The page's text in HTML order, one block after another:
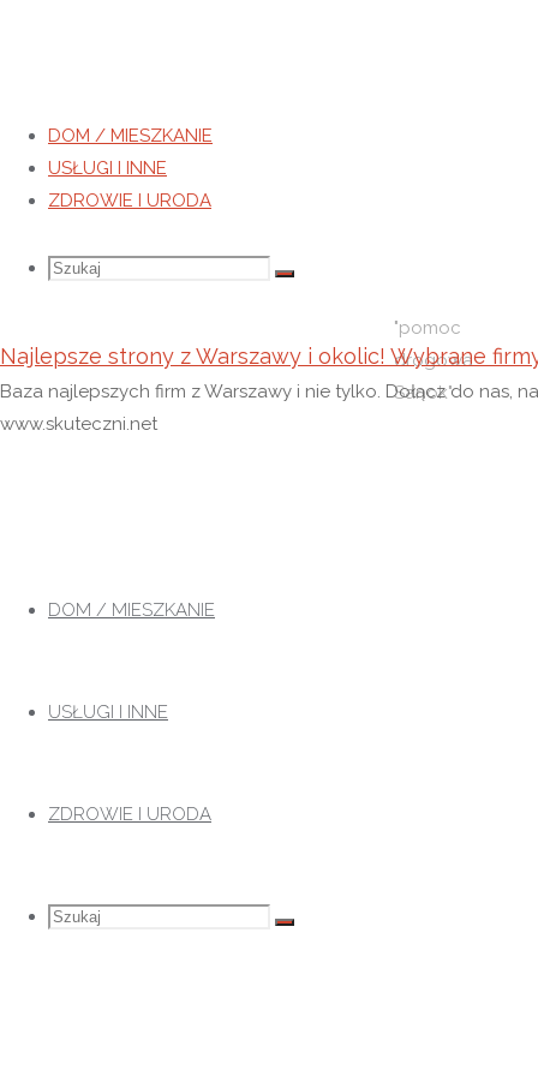
DOM / MIESZKANIE
USŁUGI I INNE
ZDROWIE I URODA
Szukaj
Szukaj:
Szukaj
Najlepsze strony z Warszawy i okolic! Wybrane
Baza najlepszych firm z Warszawy i nie tylko. Dołącz do nas,
www.skuteczni.net
DOM / MIESZKANIE
USŁUGI I INNE
ZDROWIE I URODA
Szukaj
Szukaj:
Szukaj
Tag:pomoc drogowa Sanok
"pomoc
drogowa
Sanok"